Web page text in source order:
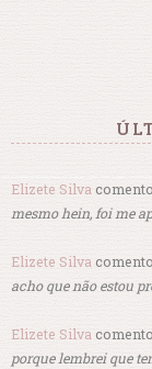
Elizete Silva
mesmo hein, foi me
Elizete Silva
acho que não estou
Elizete Silva
porque lembrei que